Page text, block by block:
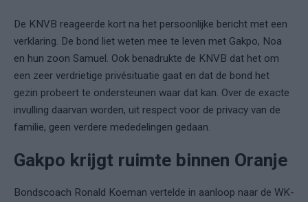
De KNVB reageerde kort na het persoonlijke bericht met een
verklaring. De bond liet weten mee te leven met Gakpo, Noa
en hun zoon Samuel. Ook benadrukte de KNVB dat het om
een zeer verdrietige privésituatie gaat en dat de bond het
gezin probeert te ondersteunen waar dat kan. Over de exacte
invulling daarvan worden, uit respect voor de privacy van de
familie, geen verdere mededelingen gedaan.
Gakpo krijgt ruimte binnen Oranje
Bondscoach Ronald Koeman vertelde in aanloop naar de WK-